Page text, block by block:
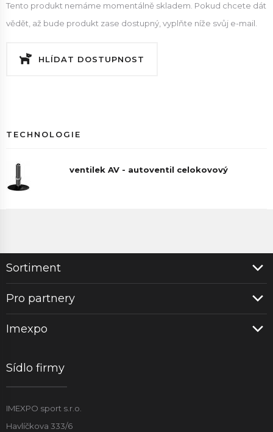
Tento produkt nemáme momentálně skladem. Pokud chcete dát
vědět, až bude produkt zase dostupný, vyplňte níže svůj e-mail.
HLÍDAT DOSTUPNOST
TECHNOLOGIE
ventilek AV - autoventil celokovový
Sortiment
Pro partnery
Imexpo
Sídlo firmy
IMEXPO sport s.r.o.
Havlíčkova 333/6